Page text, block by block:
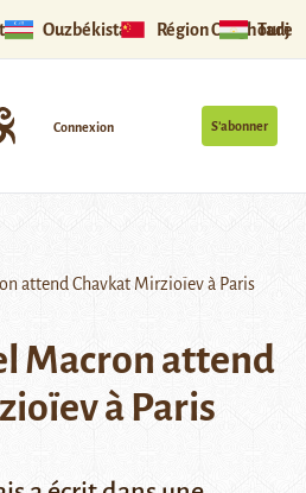
Ouzbékistan Région Ouïghoure
S’abonner
Connexion
attend Chavkat Mirzioïev à Paris
Macron attend
à Paris